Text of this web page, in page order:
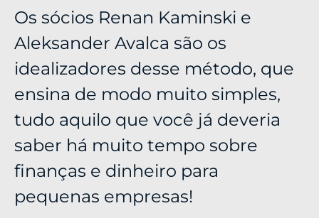
Os sócios Renan Kaminski e
Aleksander Avalca são os
idealizadores desse método, que
ensina de modo muito simples,
tudo aquilo que você já deveria
saber há muito tempo sobre
finanças e dinheiro para
pequenas empresas!